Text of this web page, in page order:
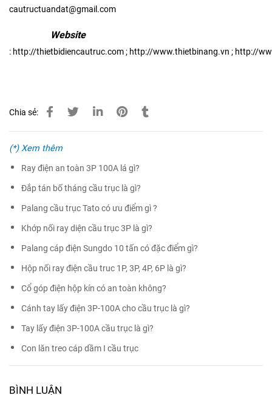
cautructuandat@gmail.com
Website
: http://thietbidiencautruc.com; http://www.thietbinang.vn ; http://
Chia sẻ:
(*) Xem thêm
Ray điện an toàn 3P 100A lá gì?
Đắp tán bố tháng cầu trục là gì?
Palang cầu trục Tato có ưu điểm gì ?
Khớp nối ray diện cầu trục 3P là gì?
Palang cáp điện Sungdo 10 tấn có đặc điểm gì?
Hộp nối ray điện cầu truc 1P, 3P, 4P, 6P là gì?
Cổ góp điện hộp kín có an toàn không?
Cánh tay lấy điện 3P-100A cho cầu trục là gì?
Tay lấy điện 3P-100A cầu trục là gì?
Con lăn treo cáp dầm I cầu trục
BÌNH LUẬN